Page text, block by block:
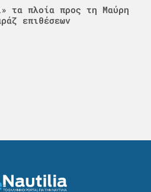
τα πλοία προς τη Μαύρη
επιθέσεων